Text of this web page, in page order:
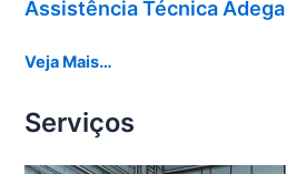
Assistência Técnica Adega
Veja Mais…
Serviços